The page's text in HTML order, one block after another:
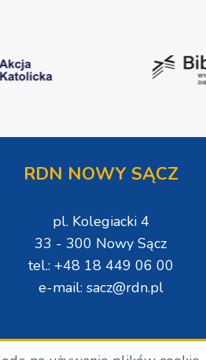
RDN NOWY SĄCZ
pl. Kolegiacki 4
33 - 300 Nowy Sącz
tel.: +48 18 449 06 00
e-mail: sacz@rdn.pl